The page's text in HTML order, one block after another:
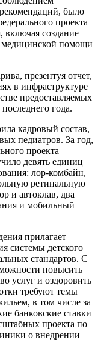
было
проекта
включая создание
медицинской помощи
презентуя отчет,
в инфраструктуре
предоставляемых
года.
кадровый состав,
педиатров. За год,
проекта
девять единиц
лор-комбайн,
ретинальную
и автоклав, два
и мобильный
прилагает
системы детского
стандартов. С
повысить
услуг и оздоровить
требуют темы
в том числе за
банковские ставки
проекта по
о внедрении